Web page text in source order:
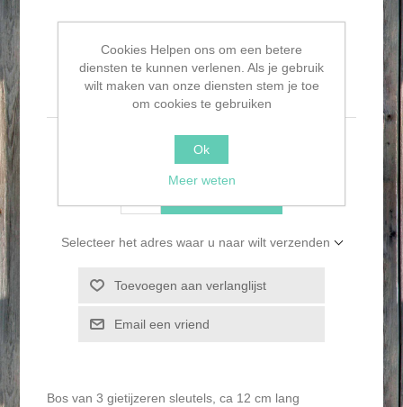
Gietijzeren sleutelbos
€4,95
Selecteer het adres waar u naar wilt verzenden
Toevoegen aan verlanglijst
Email een vriend
Bos van 3 gietijzeren sleutels, ca 12 cm lang
Cookies Helpen ons om een betere
diensten te kunnen verlenen. Als je gebruik
wilt maken van onze diensten stem je toe
om cookies te gebruiken
Ok
Meer weten